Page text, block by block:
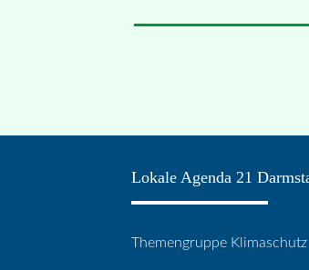
Lokale Agenda 21
Themengruppe Klimaschutz